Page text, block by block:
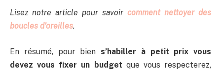
Lisez notre article pour savoir comment nettoyer des
boucles d’oreilles.
En résumé, pour bien s’habiller à petit prix vous
devez vous fixer un budget que vous respecterez,